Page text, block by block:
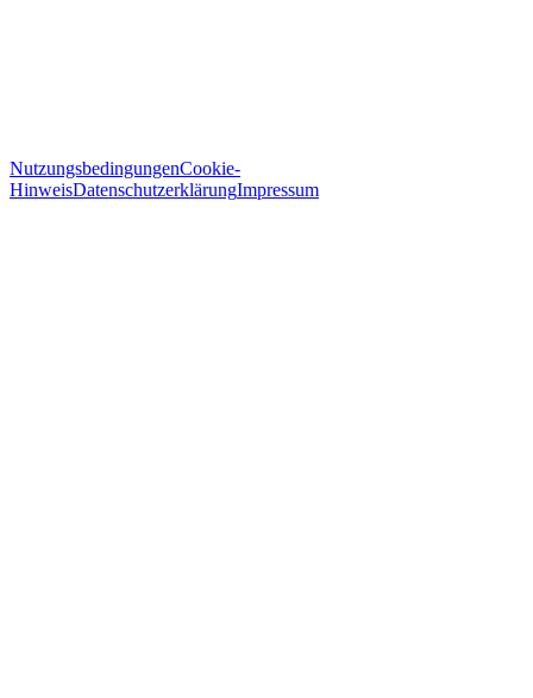
NutzungsbedingungenCookie-
HinweisDatenschutzerklärungImpressum